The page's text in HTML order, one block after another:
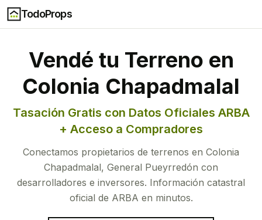
TodoProps
Vendé tu Terreno en
Colonia Chapadmalal
Tasación Gratis con Datos Oficiales ARBA
+ Acceso a Compradores
Conectamos propietarios de terrenos en Colonia
Chapadmalal, General Pueyrredón con
desarrolladores e inversores. Información catastral
oficial de ARBA en minutos.